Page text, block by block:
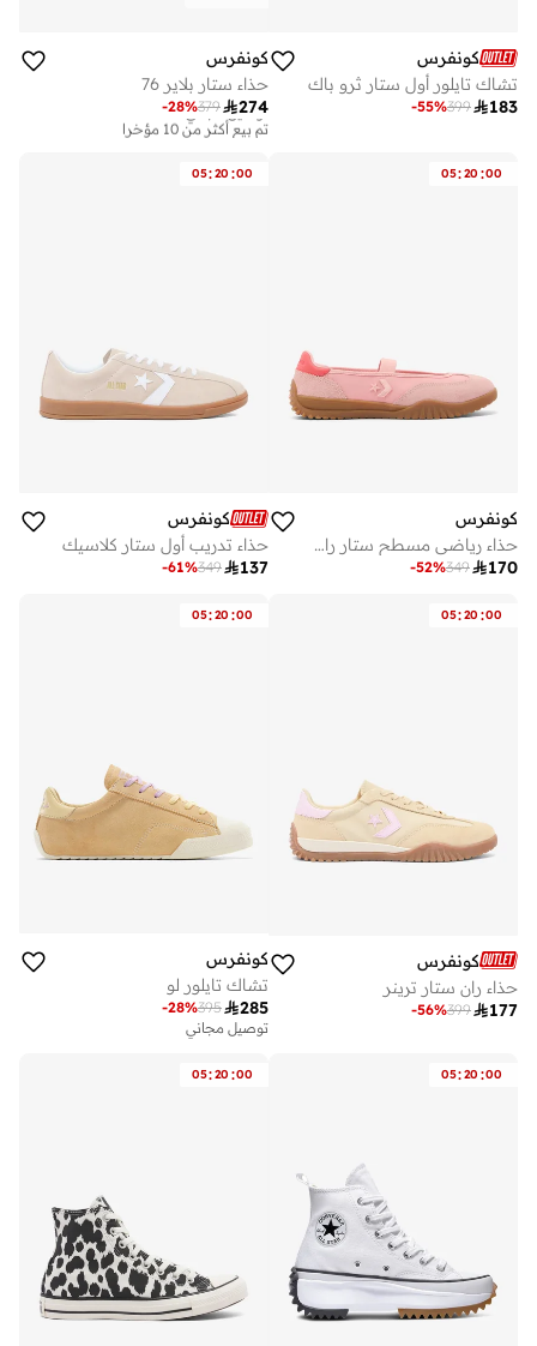
كونفرس
تشاك تايلور أول ستار ثرو باك
183
399
-55%
كونفرس
حذاء ستار بلاير 76
274
379
-28%
توصيل مجاني
تم بيع أكثر من 10 مؤخرا
05:20 :00
كونفرس
حذاء رياضي مسطح ستار ران باليه
170
349
-52%
05:20 :00
كونفرس
حذاء تدريب أول ستار كلاسيك
137
349
-61%
05:20 :00
كونفرس
حذاء ران ستار ترينر
177
399
-56%
05:20 :00
كونفرس
تشاك تايلور لو
285
395
-28%
توصيل مجاني
05:20 :00
05:20 :00